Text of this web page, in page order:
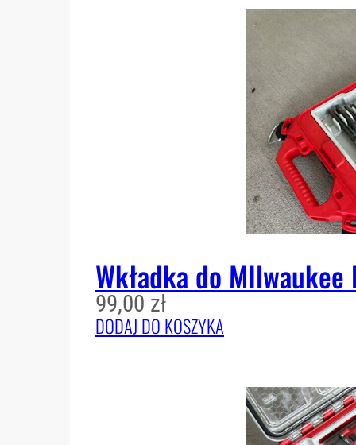
Wkładka do MIlwaukee
99,00 zł
DODAJ DO KOSZYKA